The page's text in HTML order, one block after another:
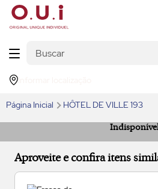
Página Inicial HÔTEL DE VILLE 193
Aproveite e confira itens